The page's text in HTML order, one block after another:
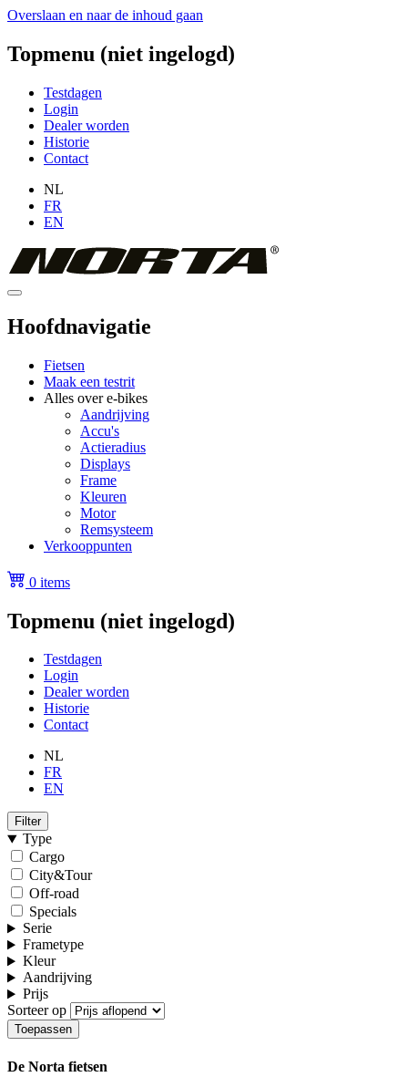
Overslaan en naar de inhoud gaan
Topmenu (niet ingelogd)
Testdagen
Login
Dealer worden
Historie
Contact
NL
FR
EN
Hoofdnavigatie
Fietsen
Maak een testrit
Alles over e-bikes
Aandrijving
Accu's
Actieradius
Displays
Frame
Kleuren
Motor
Remsysteem
Verkooppunten
0 items
Topmenu (niet ingelogd)
Testdagen
Login
Dealer worden
Historie
Contact
NL
FR
EN
Filter
Type
Cargo
City&Tour
Off-road
Specials
Serie
Frametype
Kleur
Aandrijving
Prijs
Sorteer op
De Norta fietsen